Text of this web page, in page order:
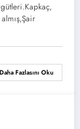
Daha Fazlasını Oku